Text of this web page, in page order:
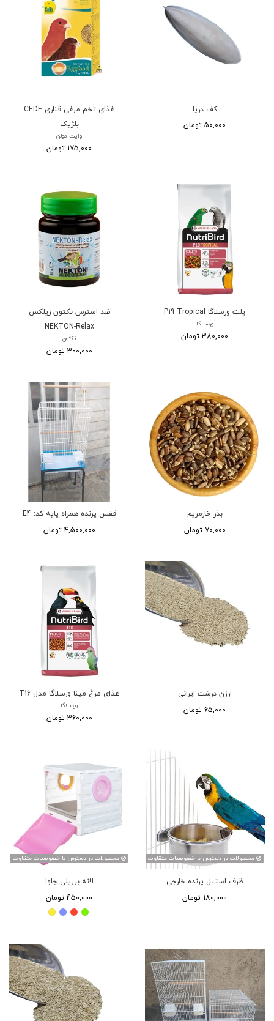
کف دریا
50,000 تومان
غذای تخم مرغی قناری CEDE
بلژیک
وایت مولن
175,000 تومان
پلت ورسلاگا P19 Tropical
ورسلاگا
380,000 تومان
ضد استرس نکتون ریلکس
NEKTON-Relax
نکتون
300,000 تومان
بذر خارمریم
70,000 تومان
قفس پرنده همراه پایه کد: E4
4,500,000 تومان
ارزن درشت ایرانی
65,000 تومان
غذای مرغ مینا ورسلاگا مدل T16
ورسلاگا
360,000 تومان
محصولات در دسترس با خصوصیات متقاوت
ظرف استیل پرنده خارجی
180,000 تومان
محصولات در دسترس با خصوصیات متقاوت
لانه برزیلی جاوا
450,000 تومان